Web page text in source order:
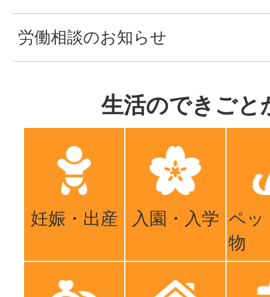
労働相談のお知らせ
生活のできごと
妊娠・出産 入園・入学 ペッ
物